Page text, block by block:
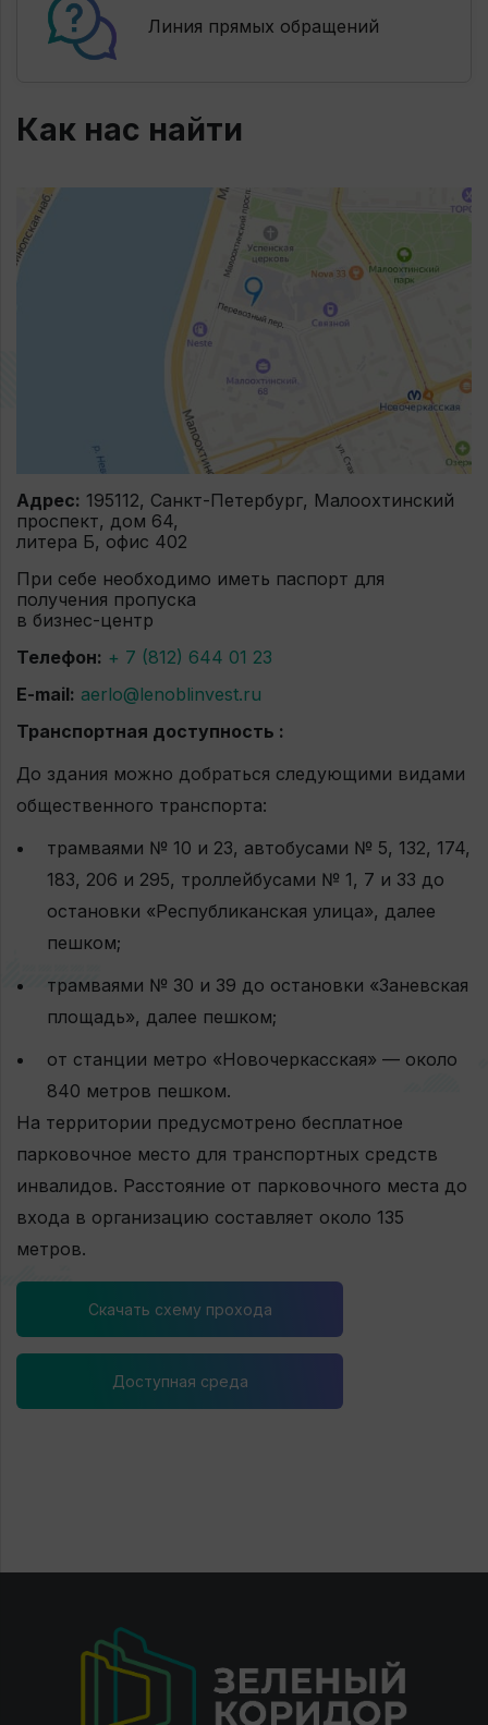
Линия прямых обращений
Как нас найти
Адрес: 195112, Санкт-Петербург, Малоохтинский
проспект, дом 64,
литера Б, офис 402
При себе необходимо иметь паспорт для
получения пропуска
в бизнес-центр
Телефон: + 7 (812) 644 01 23
E-mail: aerlo@lenoblinvest.ru
Транспортная доступность :
До здания можно добраться следующими видами
общественного транспорта:
трамваями № 10 и 23, автобусами № 5, 132, 174,
183, 206 и 295, троллейбусами № 1, 7 и 33 до
остановки «Республиканская улица», далее
пешком;
трамваями № 30 и 39 до остановки «Заневская
площадь», далее пешком;
от станции метро «Новочеркасская» — около
840 метров пешком.
На территории предусмотрено бесплатное
парковочное место для транспортных средств
инвалидов. Расстояние от парковочного места до
входа в организацию составляет около 135
метров.
Скачать схему прохода
Доступная среда